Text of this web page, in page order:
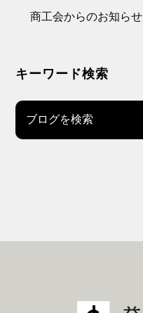
商工会からのお知らせ
キーワード検索